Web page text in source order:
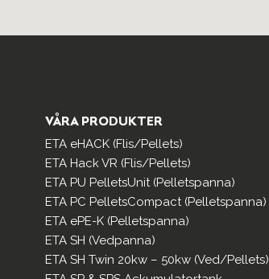
VÅRA PRODUKTER
ETA eHACK (Flis/Pellets)
ETA Hack VR (Flis/Pellets)
ETA PU PelletsUnit (Pelletspanna)
ETA PC PelletsCompact (Pelletspanna)
ETA ePE-K (Pelletspanna)
ETA SH (Vedpanna)
ETA SH Twin 20kw – 50kw (Ved/Pellets)